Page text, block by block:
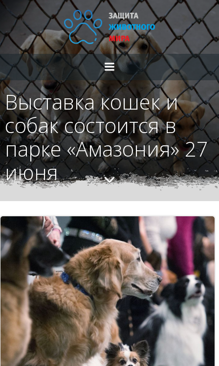
Перейти
к
содержимому
Выставка кошек и
собак состоится в
парке «Амазония» 27
июня